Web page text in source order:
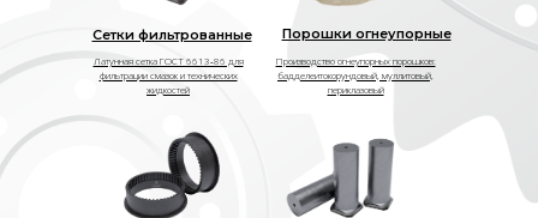
Порошки огнеупорные
Сетки фильтрованные
Производство огнеупорных порошков:
бадделеитокорундовый, муллитовый,
периклазовый
Латунная сетка ГОСТ 6613‑86 для
фильтрации смазок и технических
жидкостей